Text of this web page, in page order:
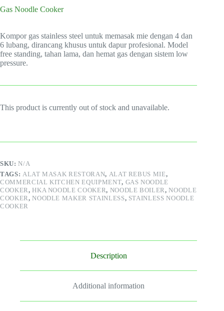
Gas Noodle Cooker
Kompor gas stainless steel untuk memasak mie dengan 4 dan
6 lubang, dirancang khusus untuk dapur profesional. Model
free standing, tahan lama, dan hemat gas dengan sistem low
pressure.
This product is currently out of stock and unavailable.
SKU:N/A
TAGS: ALAT MASAK RESTORAN, ALAT REBUS MIE,
COMMERCIAL KITCHEN EQUIPMENT, GAS NOODLE
COOKER ,HKA NOODLE COOKER, NOODLE BOILER,NOODLE
COOKER ,NOODLE MAKER STAINLESS, STAINLESS NOODLE
COOKER
Description
Additional information